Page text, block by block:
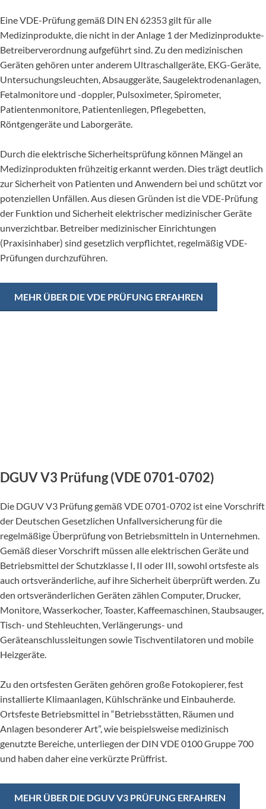
Eine VDE-Prüfung gemäß DIN EN 62353 gilt für alle
Medizinprodukte, die nicht in der Anlage 1 der Medizinprodukte-
Betreiberverordnung aufgeführt sind. Zu den medizinischen
Geräten gehören unter anderem Ultraschallgeräte, EKG-Geräte,
Untersuchungsleuchten, Absauggeräte, Saugelektrodenanlagen,
Fetalmonitore und -doppler, Pulsoximeter, Spirometer,
Patientenmonitore, Patientenliegen, Pflegebetten,
Röntgengeräte und Laborgeräte.
Durch die elektrische Sicherheitsprüfung können Mängel an
Medizinprodukten frühzeitig erkannt werden. Dies trägt deutlich
zur Sicherheit von Patienten und Anwendern bei und schützt vor
potenziellen Unfällen. Aus diesen Gründen ist die VDE-Prüfung
der Funktion und Sicherheit elektrischer medizinischer Geräte
unverzichtbar. Betreiber medizinischer Einrichtungen
(Praxisinhaber) sind gesetzlich verpflichtet, regelmäßig VDE-
Prüfungen durchzuführen.
MEHR ÜBER DIE VDE PRÜFUNG ERFAHREN
DGUV V3 Prüfung (VDE 0701-0702)
Die DGUV V3 Prüfung gemäß VDE 0701-0702 ist eine Vorschrift
der Deutschen Gesetzlichen Unfallversicherung für die
regelmäßige Überprüfung von Betriebsmitteln in Unternehmen.
Gemäß dieser Vorschrift müssen alle elektrischen Geräte und
Betriebsmittel der Schutzklasse I, II oder III, sowohl ortsfeste als
auch ortsveränderliche, auf ihre Sicherheit überprüft werden. Zu
den ortsveränderlichen Geräten zählen Computer, Drucker,
Monitore, Wasserkocher, Toaster, Kaffeemaschinen, Staubsauger,
Tisch- und Stehleuchten, Verlängerungs- und
Geräteanschlussleitungen sowie Tischventilatoren und mobile
Heizgeräte.
Zu den ortsfesten Geräten gehören große Fotokopierer, fest
installierte Klimaanlagen, Kühlschränke und Einbauherde.
Ortsfeste Betriebsmittel in “Betriebsstätten, Räumen und
Anlagen besonderer Art”, wie beispielsweise medizinisch
genutzte Bereiche, unterliegen der DIN VDE 0100 Gruppe 700
und haben daher eine verkürzte Prüffrist.
MEHR ÜBER DIE DGUV V3 PRÜFUNG ERFAHREN